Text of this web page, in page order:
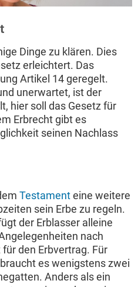
Dinge zu klären. Dies
erleichtert. Das
Artikel 14 geregelt.
unerwartet, ist der
hier soll das Gesetz für
Erbrecht gibt es
seinen Nachlass
Testamenteine weitere
sein Erbe zu regeln.
der Erblasser alleine
nach
den Erbvertrag. Für
es wenigstens zwei
Anders als ein